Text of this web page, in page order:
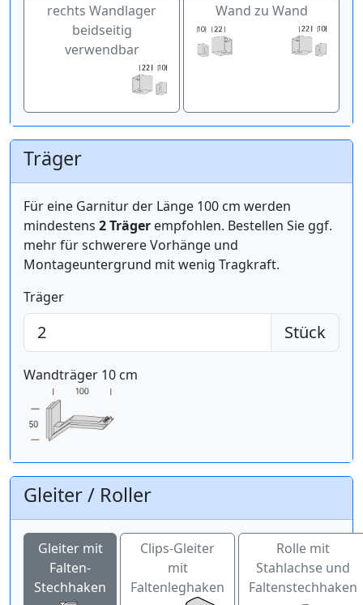
rechts Wandlager
beidseitig
verwendbar
Wand zu Wand
Träger
Für eine Garnitur der Länge 100 cm werden
mindestens 2 Träger empfohlen. Bestellen Sie ggf.
mehr für schwerere Vorhänge und
Montageuntergrund mit wenig Tragkraft.
Träger
Stück
Wandträger 10 cm
Gleiter / Roller
Gleiter mit
Falten-
Stechhaken
Clips-Gleiter
mit
Faltenleghaken
Rolle mit
Stahlachse und
Faltenstechhaken